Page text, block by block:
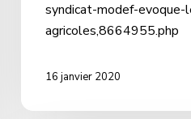
syndicat-modef-
agricoles,8664955.php
16 janvier 2020